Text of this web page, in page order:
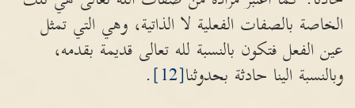
الخاصة بالصفات الفعلية لا الذاتية، وهي التي تمثل
عين الفعل فتكون بالنسبة لله تعالى قديمة بقدمه،
وبالنسبة الينا حادثة بحدوثنا[12]
.